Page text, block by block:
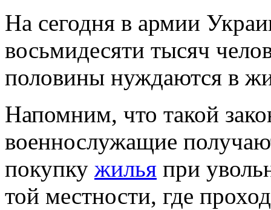
На сегодня в армии
восьмидесяти тысяч
половины нуждаются в
Напомним, что такой
военнослужащие
покупку жилья при
той местности, где